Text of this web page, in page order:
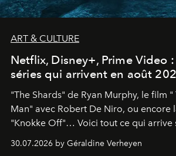
ART & CULTURE
Netflix, Disney+, Prime Video
séries qui arrivent en août
"The Shards" de Ryan Murphy, le film
Man" avec Robert De Niro, ou encore
"Knokke Off"… Voici tout ce qui arrive
plateformes de streaming en août 2026.
30.07.2026 by Géraldine Verheyen